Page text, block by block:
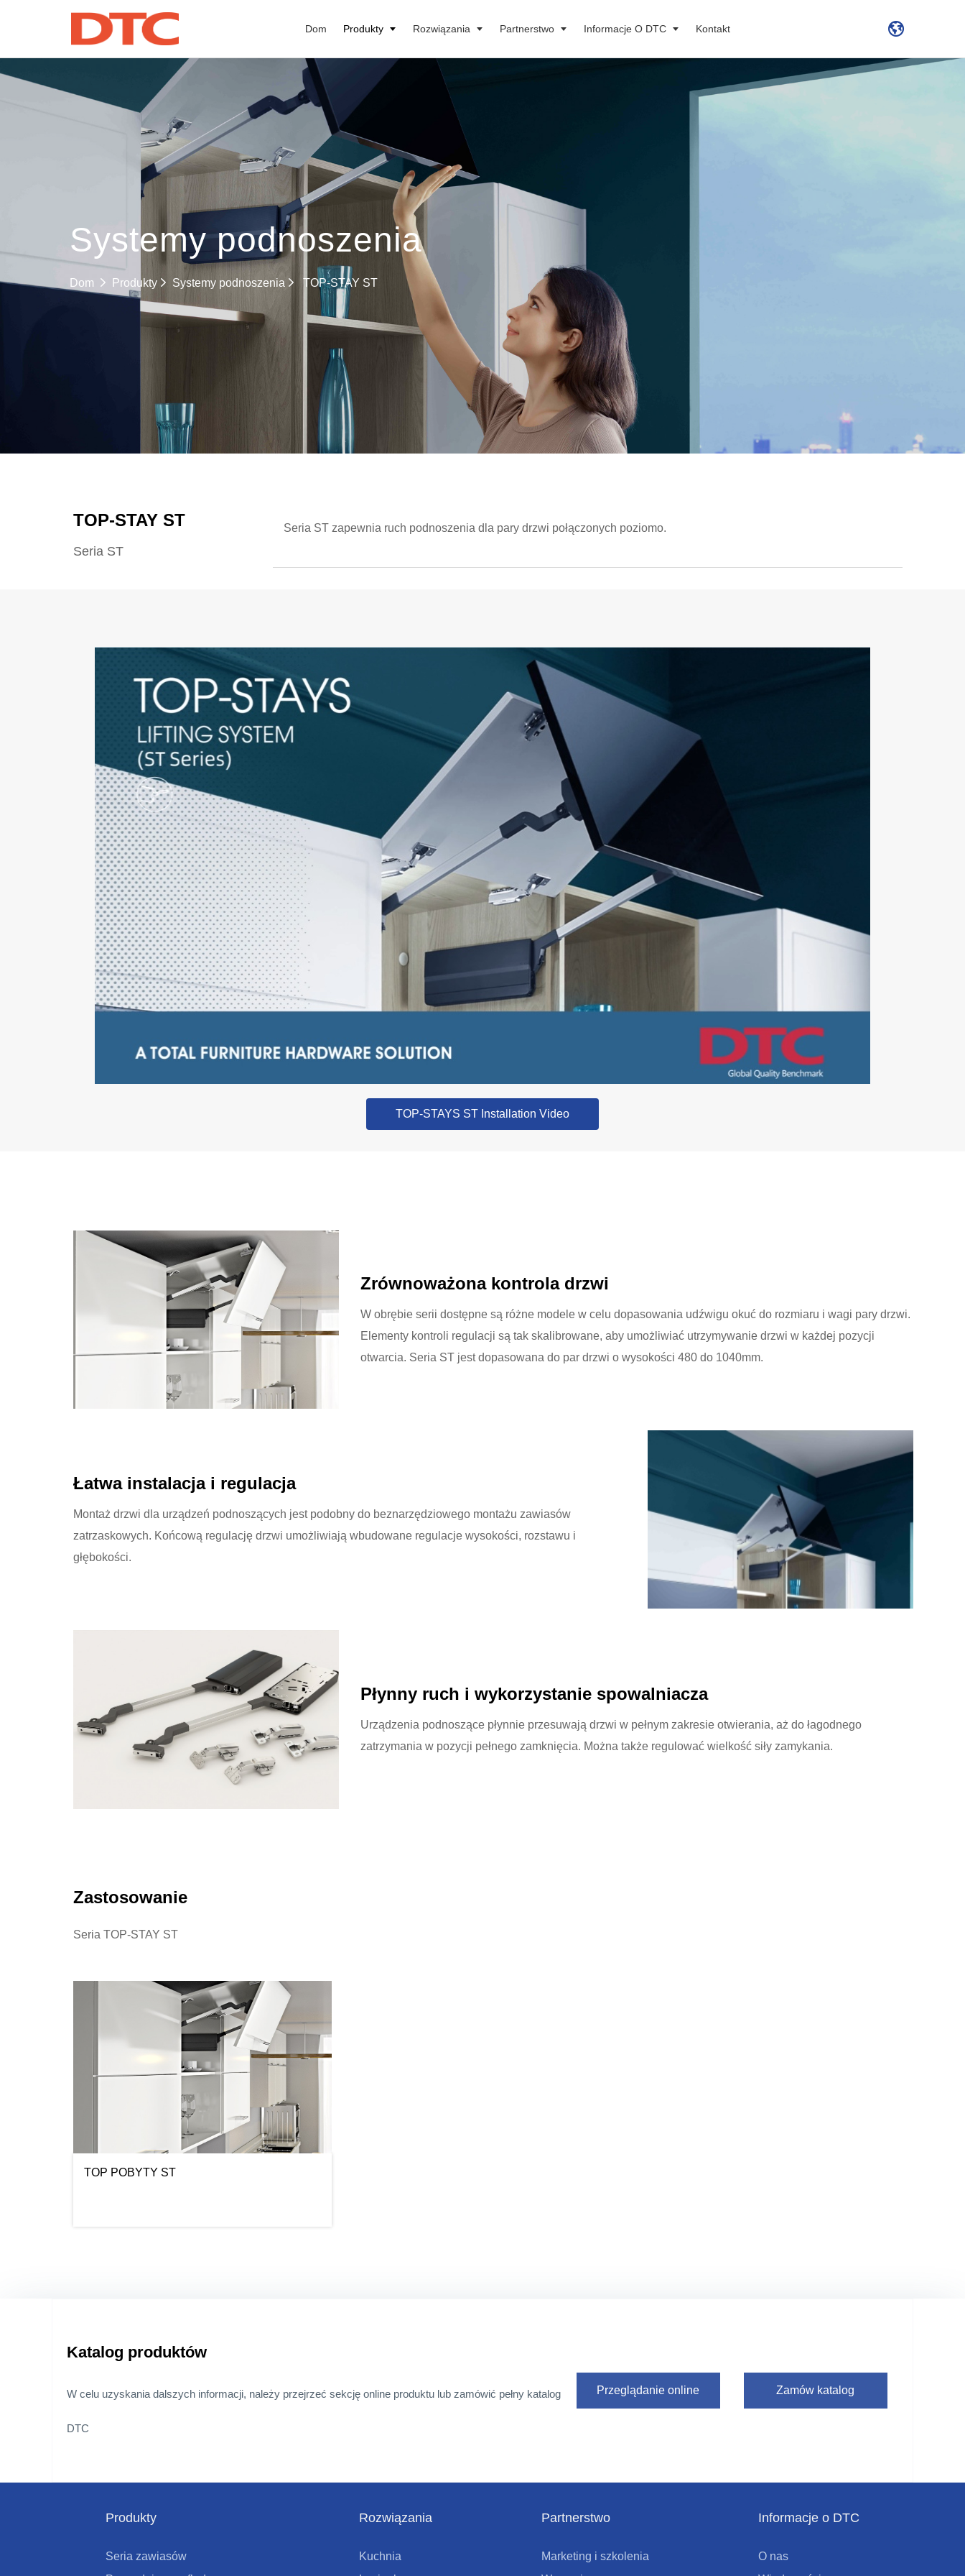
Dom Produkty Rozwiązania Partnerstwo Informacje O DTC Kontakt
Systemy podnoszenia
Dom Produkty Systemy podnoszenia TOP-STAY ST
TOP-STAY ST
Seria ST
Seria ST zapewnia ruch podnoszenia dla pary drzwi połączonych poziomo.
TOP-STAYS ST Installation Video
Zrównoważona kontrola drzwi
W obrębie serii dostępne są różne modele w celu dopasowania udźwigu okuć do rozmiaru i wagi pary drzwi.
Elementy kontroli regulacji są tak skalibrowane, aby umożliwiać utrzymywanie drzwi w każdej pozycji
otwarcia. Seria ST jest dopasowana do par drzwi o wysokości 480 do 1040mm.
Łatwa instalacja i regulacja
Montaż drzwi dla urządzeń podnoszących jest podobny do beznarzędziowego montażu zawiasów
zatrzaskowych. Końcową regulację drzwi umożliwiają wbudowane regulacje wysokości, rozstawu i
głębokości.
Płynny ruch i wykorzystanie spowalniacza
Urządzenia podnoszące płynnie przesuwają drzwi w pełnym zakresie otwierania, aż do łagodnego
zatrzymania w pozycji pełnego zamknięcia. Można także regulować wielkość siły zamykania.
Zastosowanie
Seria TOP-STAY ST
TOP POBYTY ST
Katalog produktów
W celu uzyskania dalszych informacji, należy przejrzeć sekcję online produktu lub zamówić pełny katalog
DTC
Przeglądanie online Zamów katalog
Produkty
Seria zawiasów
Rozwiązania
Kuchnia
Partnerstwo
Marketing i szkolenia
Informacje o DTC
O nas